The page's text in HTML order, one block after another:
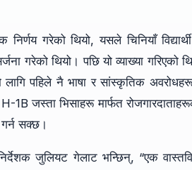
गरेको थियो, यसले चिनियाँ
गरेको थियो। पछि यो व्याख्या गरिएको
लागि पहिले नै भाषा र सांस्कृतिक
1B जस्ता भिसाहरू मार्फत
सक्छ।
जुलियट गेलाट भन्छिन्, “एक